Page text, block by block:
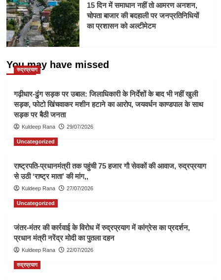
15 दिन में समाधान नहीं तो आमरण अनशन,
चोपता बाजार की बदहाली पर जनप्रतिनिधियों
का प्रशासन को अल्टीमेटम
You may have missed
रुद्रप्रयाग
गढ़ीधार-ढुंग सड़क पर उबाल: जिलाधिकारी के निर्देशों के बाद भी नहीं खुली
सड़क, फोटो खिंचवाकर मशीन हटाने का आरोप, जयवर्धन काण्डपाल के साथ
सड़क पर बैठी जनता
Kuldeep Rana 29/07/2026
Uncategorized
राष्ट्रपति-प्रधानमंत्री तक पहुंची 75 हजार गौ सेवकों की आवाज, रुद्रप्रयाग
से उठी ‘राष्ट्र माता’ की मांग,,
Kuldeep Rana 27/07/2026
Uncategorized
जंतर-मंतर की कार्रवाई के विरोध में रुद्रप्रयाग में कांग्रेस का प्रदर्शन,
प्रधान मंत्री नरेंद्र मोदी का पुतला दहन
Kuldeep Rana 22/07/2026
रुद्रप्रयाग